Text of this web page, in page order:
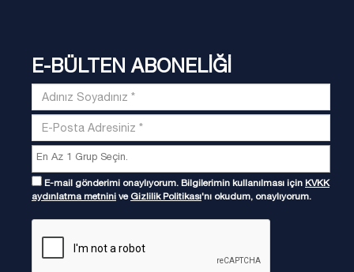
E-BÜLTEN ABONELİĞİ
E-mail gönderimi onaylıyorum. Bilgilerimin kullanılması için KVKK
aydınlatma metnini ve Gizlilik Politikası'nı okudum, onaylıyorum.